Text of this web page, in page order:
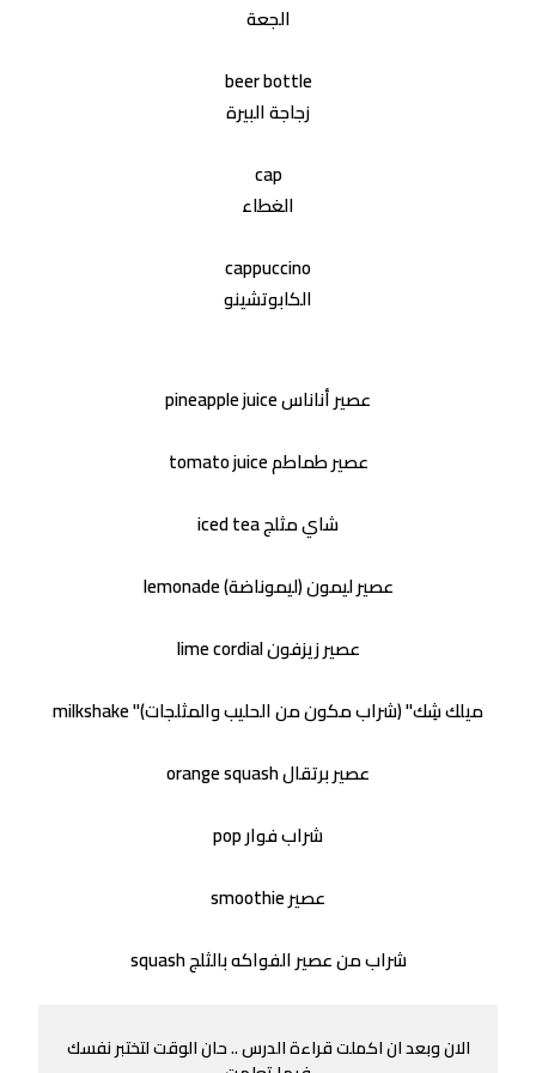
beer bottle
cap
cappuccino
pineapple juice عصير أناناس
tomato juice عصير طماطم
iced tea شاي مثلج
lemonade عصير ليمون (ليموناضة)
lime cordial عصير زيزفون
milkshake "ميلك شِك" (شراب مكون من الحليب والمثلجات)
orange squash عصير برتقال
pop شراب فوار
smoothie عصير
squash شراب من عصير الفواكه بالثلج
الان وبعد ان اكملت قراءة الدرس .. حان الوقت لتختبر نفسك